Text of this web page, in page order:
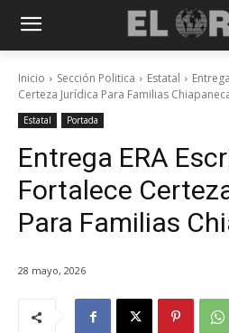
Inicio Sección Politica Estatal
Certeza Jurídica Para Familias
Estatal Portada
Entrega ERA
Fortalece
Para Familias
28 mayo, 2026